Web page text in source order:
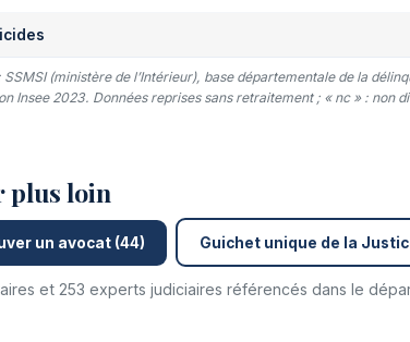
SSMSI (ministère de l’Intérieur), base départementale de la
Insee 2023. Données reprises sans retraitement ; « nc » : non
plus loin
un avocat (44) Guichet unique de la
et 253 experts judiciaires référencés dans le